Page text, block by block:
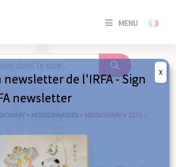
MENU
SE
> MISSIONNARIES > MISSIONARY > 3233 –
de l'IRFA - Sign
newsletter
X